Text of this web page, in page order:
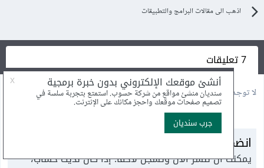
اذهب الى مقالات البرامج والتطبيقات
7 تعليقات
لا توجد أية تعليقات بعد
انضم إلى النقاش
يمكنك أن تنشر الآن وتسجل لاحقًا. إذا كان لديك حساب،